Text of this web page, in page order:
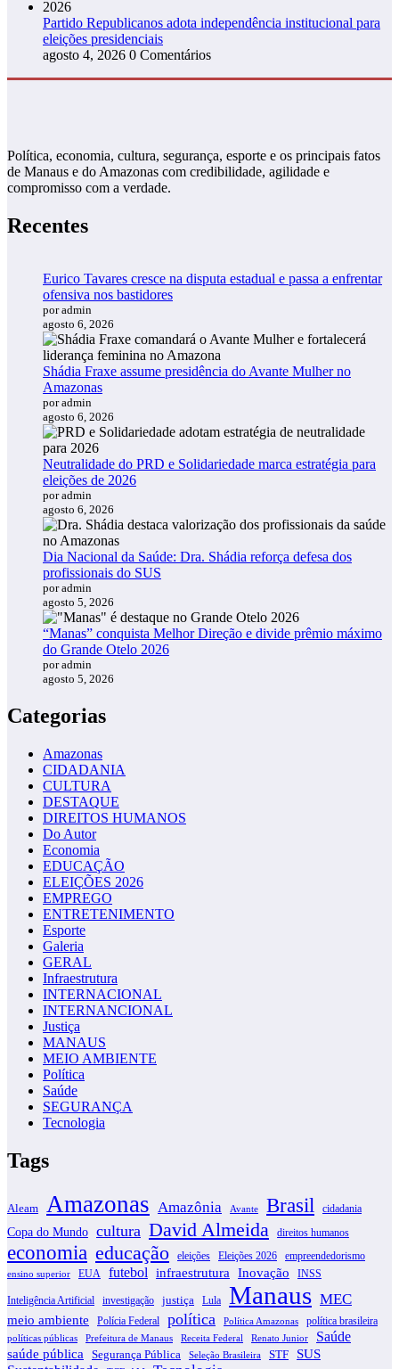
Partido Republicanos adota independência institucional para
eleições presidenciais
agosto 4, 2026 0 Comentários
Política, economia, cultura, segurança, esporte e os principais fatos
de Manaus e do Amazonas com credibilidade, agilidade e
compromisso com a verdade.
Recentes
Eurico Tavares cresce na disputa estadual e passa a enfrentar
ofensiva nos bastidores
por admin
agosto 6, 2026
Shádia Fraxe assume presidência do Avante Mulher no
Amazonas
por admin
agosto 6, 2026
Neutralidade do PRD e Solidariedade marca estratégia para
eleições de 2026
por admin
agosto 6, 2026
Dia Nacional da Saúde: Dra. Shádia reforça defesa dos
profissionais do SUS
por admin
agosto 5, 2026
“Manas” conquista Melhor Direção e divide prêmio máximo
do Grande Otelo 2026
por admin
agosto 5, 2026
Categorias
Amazonas
CIDADANIA
CULTURA
DESTAQUE
DIREITOS HUMANOS
Do Autor
Economia
EDUCAÇÃO
ELEIÇÕES 2026
EMPREGO
ENTRETENIMENTO
Esporte
Galeria
GERAL
Infraestrutura
INTERNACIONAL
INTERNANCIONAL
Justiça
MANAUS
MEIO AMBIENTE
Política
Saúde
SEGURANÇA
Tecnologia
Tags
Aleam Amazonas Amazônia Avante Brasil cidadania
Copa do Mundo cultura David Almeida direitos humanos
economia educação eleições Eleições 2026 empreendedorismo
ensino superior EUA futebol infraestrutura Inovação INSS
Inteligência Artificial investigação justiça Lula Manaus MEC
meio ambiente Polícia Federal política Política Amazonas política brasileira
políticas públicas Prefeitura de Manaus Receita Federal Renato Junior Saúde
saúde pública Segurança Pública Seleção Brasileira STF
SUS